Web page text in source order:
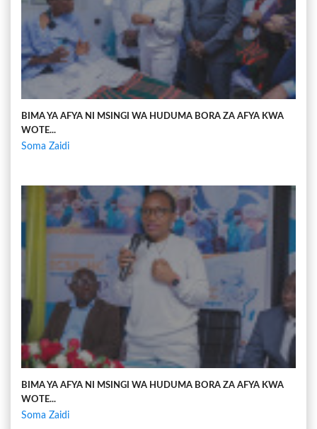
BIMA YA AFYA NI MSINGI WA HUDUMA BORA ZA AFYA KWA
WOTE...
Soma Zaidi
BIMA YA AFYA NI MSINGI WA HUDUMA BORA ZA AFYA KWA
WOTE...
Soma Zaidi